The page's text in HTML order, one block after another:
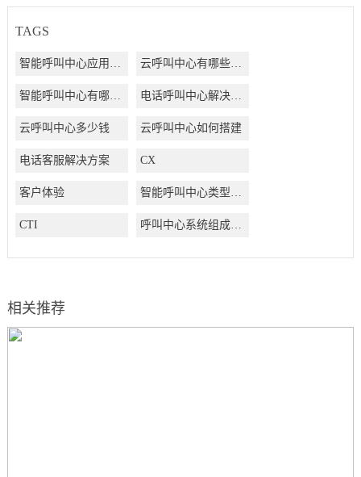
TAGS
智能呼叫中心应用方案 云呼叫中心有哪些好处
智能呼叫中心有哪些好处 电话呼叫中心解决方案
云呼叫中心多少钱 云呼叫中心如何搭建
电话客服解决方案 CX
客户体验 智能呼叫中心类型有哪些
CTI 呼叫中心系统组成结构有哪些
相关推荐